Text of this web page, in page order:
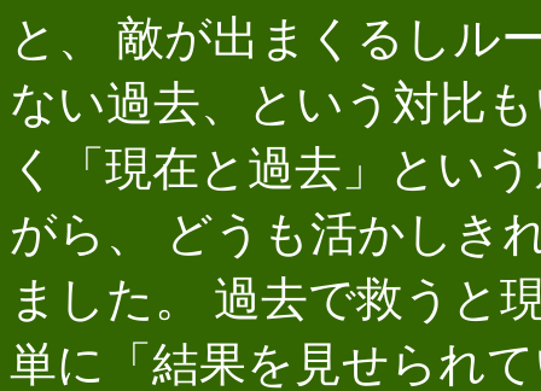
と、 敵が出まくるしル
ない過去、という対比
く「現在と過去」とい
がら、 どうも活かしき
ました。 過去で救うと
単に「結果を見せられ